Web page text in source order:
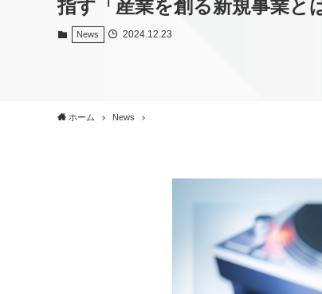
指す「産業を創る新規事業と
News 2024.12.23
ホーム News